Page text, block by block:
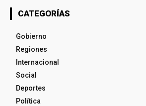
CATEGORÍAS
Gobierno
Regiones
Internacional
Social
Deportes
Política